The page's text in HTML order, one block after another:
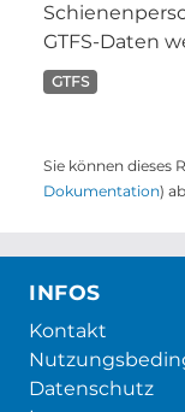
GTFS-Daten
GTFS
Sie können dieses
Dokumentation)
INFOS
Kontakt
Datenschutz